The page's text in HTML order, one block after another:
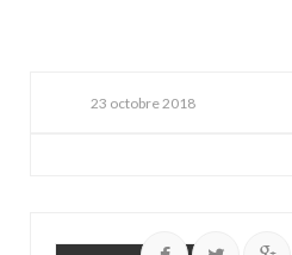
23 octobre 2018